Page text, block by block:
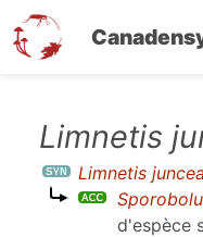
contenu
principal
Limnetis
Limnetis juncea
d'espèce